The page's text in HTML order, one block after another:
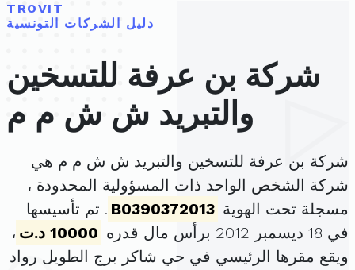
TROVIT
دليل الشركات التونسية
شركة بن عرفة للتسخين
والتبريد ش ش م م
شركة بن عرفة للتسخين والتبريد ش ش م م هي
شركة الشخص الواحد ذات المسؤولية المحدودة ،
مسجلة تحت الهوية B0390372013 . تم تأسيسها
في 18 ديسمبر 2012 برأس مال قدره
10000 د.ت
،
ويقع مقرها الرئيسي في حي شاكر برج الطويل رواد